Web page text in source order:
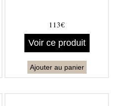
113€
Voir ce produit
Ajouter au panier